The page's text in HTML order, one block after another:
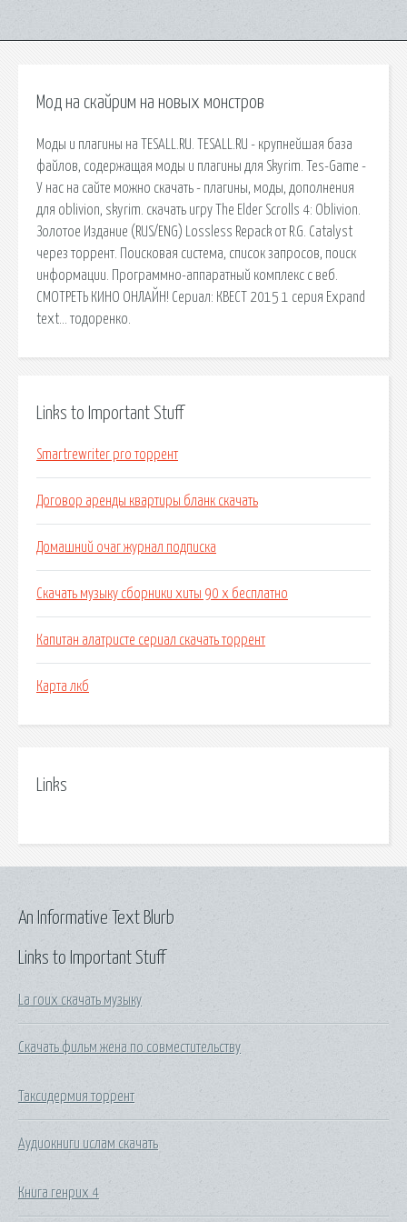
Мод на скайрим на новых монстров
Моды и плагины на TESALL.RU. TESALL.RU - крупнейшая база
файлов, содержащая моды и плагины для Skyrim. Tes-Game -
У нас на сайте можно скачать - плагины, моды, дополнения
для oblivion, skyrim. скачать игру The Elder Scrolls 4: Oblivion.
Золотое Издание (RUS/ENG) Lossless Repack от R.G. Catalyst
через торрент. Поисковая сиcтема, список запросов, поиск
информации. Программно-аппаратный комплекс с веб.
СМОТРЕТЬ КИНО ОНЛАЙН! Сериал: КВЕСТ 2015 1 серия Expand
text… тодоренко.
Links to Important Stuff
Smartrewriter pro торрент
Договор аренды квартиры бланк скачать
Домашний очаг журнал подписка
Скачать музыку сборники хиты 90 х бесплатно
Капитан алатристе сериал скачать торрент
Карта лкб
Links
Links to Important Stuff
La roux скачать музыку
Скачать фильм жена по совместительству
Таксидермия торрент
Аудиокниги ислам скачать
Книга генрих 4
An Informative Text Blurb